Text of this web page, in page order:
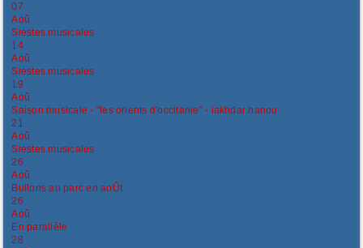
07
Aoû
Siestes musicales
14
Aoû
Siestes musicales
19
Aoû
Saison musicale - "les orients d'occitanie" - lakhdar hanou
21
Aoû
Siestes musicales
26
Aoû
Bullons au parc en aoÛt
26
Aoû
En parallèle
28